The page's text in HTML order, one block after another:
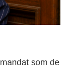
som de